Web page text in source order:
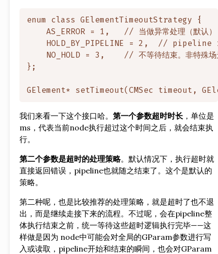
enum class GElementTimeoutStrategy {
    AS_ERROR = 1,   // 当做异常处理（默认）
HOLD_BY_PIPELINE = 2,  // pipeline
NO_HOLD = 3,    // 不等待结束。非特殊场
};
我们来看一下这个接口哈。 第一个参数超时时长 ，单位是
ms，代表当前node执行超过这个时间之后，就会结束执
行。
第二个参数是超时的处理策略。默认情况下，执行超时就
直接返回错误，pipeline也就随之结束了。这个是默认的
策略。
第二种呢，也是比较推荐的处理策略，就是超时了也不退
出，而是继续走接下来的流程。不过呢，会在pipeline整
体执行结束之前，统一等待这些超时逻辑执行完毕——这
样做是因为 node中可能会对全局的GParam参数进行写
入或读取，pipeline开始和结束的瞬间，也会对GParam